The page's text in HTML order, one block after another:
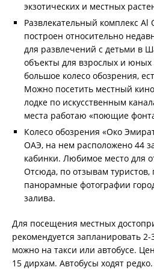
экзотических и местных
Развлекательный комплекс Al
построен относительно
для развлечений с детьми в
объекты для взрослых и юных
большое колесо обозрения,
Можно посетить местный
лодке по искусственным
места работаю «поющие
Колесо обозрения «Око
ОАЭ, на нем расположено 44
кабинки. Любимое место для
Отсюда, по отзывам
панорамные фотографии
залива.
Для посещения местных
рекомендуется запланировать
можно на такси или автобусе.
15 дирхам. Автобусы ходят